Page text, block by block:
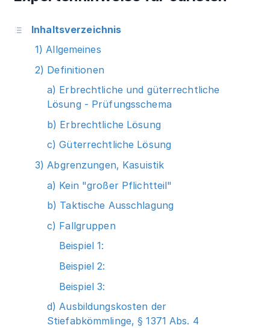
Inhaltsverzeichnis
1) Allgemeines
2) Definitionen
a) Erbrechtliche und güterrechtliche
Lösung - Prüfungsschema
b) Erbrechtliche Lösung
c) Güterrechtliche Lösung
3) Abgrenzungen, Kasuistik
a) Kein "großer Pflichtteil"
b) Taktische Ausschlagung
c) Fallgruppen
Beispiel 1:
Beispiel 2:
Beispiel 3:
d) Ausbildungskosten der
Stiefabkömmlinge, § 1371 Abs. 4